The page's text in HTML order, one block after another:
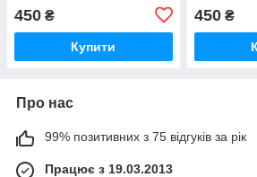
450 ₴
Купити
Подарунок
450₴
Про нас
99% позитивних з 75 відгуків за рік
Працює з 19.03.2013